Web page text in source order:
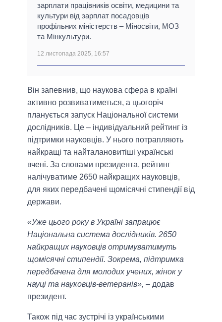
зарплати працівників освіти, медицини та
культури від зарплат посадовців
профільних міністерств – Міносвіти, МОЗ
та Мінкультури.
12 листопада 2025, 16:57
Він запевнив, що наукова сфера в країні
активно розвиватиметься, а цьогоріч
планується запуск Національної системи
дослідників. Це – індивідуальний рейтинг із
підтримки науковців. У нього потрапляють
найкращі та найталановитіші українські
вчені. За словами президента, рейтинг
налічуватиме 2650 найкращих науковців,
для яких передбачені щомісячні стипендії від
держави.
«Уже цього року в Україні запрацює
Національна система дослідників. 2650
найкращих науковців отримуватимуть
щомісячні стипендії. Зокрема, підтримка
передбачена для молодих учених, жінок у
науці та науковців-ветеранів», – додав
президент.
Також під час зустрічі із українськими